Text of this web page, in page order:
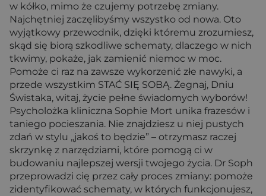
w kółko, mimo że czujemy potrzebę zmiany.
Najchętniej zaczęlibyśmy wszystko od nowa. Oto
wyjątkowy przewodnik, dzięki któremu zrozumiesz,
skąd się biorą szkodliwe schematy, dlaczego w nich
tkwimy, pokaże, jak zamienić niemoc w moc.
Pomoże ci raz na zawsze wykorzenić złe nawyki, a
przede wszystkim STAĆ SIĘ SOBĄ. Żegnaj, Dniu
Świstaka, witaj, życie pełne świadomych wyborów!
Psycholożka kliniczna Sophie Mort unika frazesów i
taniego pocieszania. Nie znajdziesz u niej pustych
zdań w stylu „jakoś to będzie” – otrzymasz raczej
skrzynkę z narzędziami, które pomogą ci w
budowaniu najlepszej wersji twojego życia. Dr Soph
przeprowadzi cię przez cały proces zmiany: pomoże
zidentyfikować schematy, w których funkcjonujesz,